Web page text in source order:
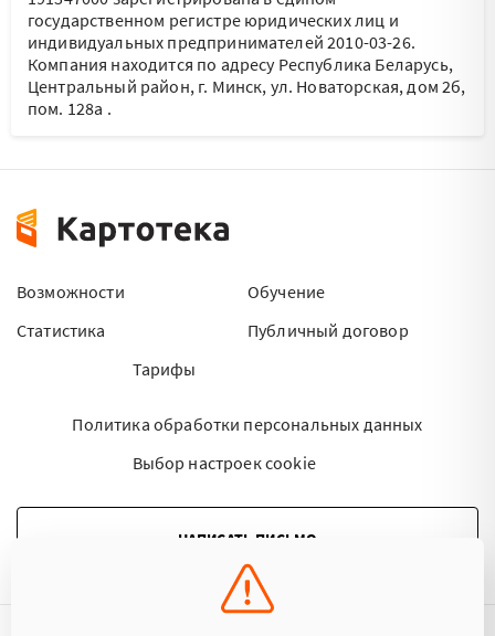
государственном регистре юридических лиц и
индивидуальных предпринимателей 2010-03-26.
Компания находится по адресу Республика Беларусь,
Центральный район, г. Минск, ул. Новаторская, дом 2б,
пом. 128а .
Возможности
Статистика
Тарифы
Обучение
Публичный договор
Политика обработки персональных данных
Выбор настроек cookie
НАПИСАТЬ ПИСЬМО